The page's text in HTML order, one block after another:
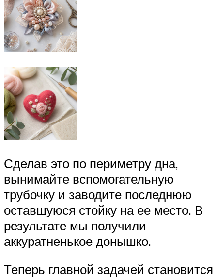
Сделав это по периметру дна,
вынимайте вспомогательную
трубочку и заводите последнюю
оставшуюся стойку на ее место. В
результате мы получили
аккуратненькое донышко.
Теперь главной задачей становится